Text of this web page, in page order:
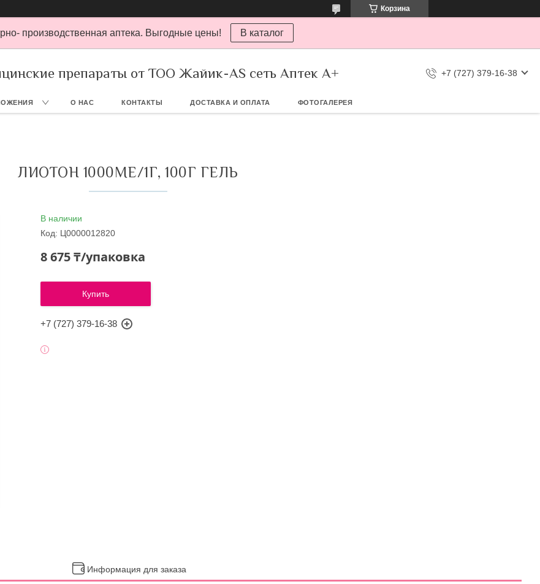
Корзина
производственная аптека. Выгодные цены! В каталог
препараты от ТОО Жайик-AS сеть Аптек А+ +7 (727) 379-16-38
О НАС КОНТАКТЫ ДОСТАВКА И ОПЛАТА ФОТОГАЛЕРЕЯ
ЛИОТОН 1000МЕ/1Г, 100Г ГЕЛЬ
В наличии
Код: Ц0000012820
8 675 ₸/упаковка
Купить
+7 (727) 379-16-38
Информация для заказа